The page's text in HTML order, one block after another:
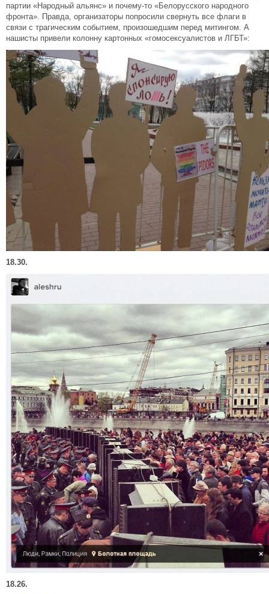
партии «Народный альянс» и почему-то «Белорусского народного
фронта». Правда, организаторы попросили свернуть все флаги в
связи с трагическим событием, произошедшим перед митингом. А
нашисты привели колонну картонных «гомосексуалистов и ЛГБТ»:
18.30.
18.26.